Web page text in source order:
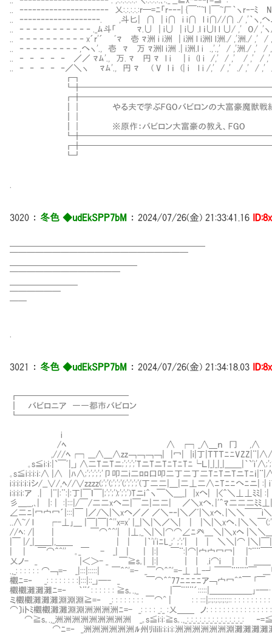
.. ‐‐‐‐‐‐‐‐‐‐‐‐‐‐‐‐‐‐‐‐‐ 乂:.:.:.:.:r─=ﾆ「r‐‐‐| {￣¨~l |￣~厂｀ヽr‐-ﾐ
.. ‐‐‐‐‐‐‐‐‐‐‐‐‐‐‐‐‐‐‐. ,斗匕| ∩ | i∩ i i∩ l i∩//∩ ./ ,'｀ヽ,へム
.. ‐ ‐ ‐ ‐ ‐ ‐ ‐ ‐ ‐ ‐ ‐ ._ﾑ斗「 ﾏ.∪ | i∪ | i∪ .l ｉ∪l l ∪/ ,' ０/ ,'ヽ/
.. ‐ ‐ ‐ ‐ ‐ ‐ ‐ ‐ ‐ ‐ x´r'´ ﾞﾏ 壱 ﾏ洲 i i洲 | i洲 l i洲l l洲./ ,'洲./ ,' /
.. ‐ ‐ ‐ ‐ ‐ ‐ ‐ ‐ ‐ ,へヽ'., 壱 ﾏ 万 ﾏ洲l i洲 .| i洲.l i .,'.,' / ,'洲./ ,' / ,'
.. ‐ ‐ ‐ ‐ ‐ ／／ ﾏﾑ'., 万. ﾏ 円 ﾏ l i | i (l i /,' / ,' / ,' / ,'
.. ‐ ‐ ‐ ‐ ‐／＼ヽ ﾏﾑ'., 円 ﾏ ( V l ｉ (| i l i /,' / ,' ./ ,'
┏┓
┃｜ やる夫で学ぶFGOバビロンの大富豪魔獣
┃｜ ※原作：バビロン大富豪の教え
┗┛
3020 ： 冬色 ◆udEkSPP7bM ： 2024/07/26(金) 21:33:41.16
━━━━━━━━━━━━━━━━━━━━━━━
━━━━━━━━━━━━━━━
━━━━━━━━
3021 ： 冬色 ◆udEkSPP7bM ： 2024/07/26(金) 21:34:18.03
┏━━━━━━━━━━━━━
┃ バビロニア ――都市バビロン
┗━━━━━━━━━────
i
/ﾍ ∧ ┌┐_∧＿ｎ 冂 ,∧
,///ﾍ┌┐___∧＿∧zz￢￢￢￢| |冖| |i|丁|ＴＴＴﾆﾆ
｡s≦i:ｉ:|`￣ﾞ|_｣ ∧二TニTニ;';';';'TニTニTﾆTﾆTﾆ└Ｌ|_|_|_|＿＿|｀
｡s≦i:i:i:ｉ:∧ |∧ |ﾊ∧;';';';';'卩叩二i二ﾛﾛ口叩二丁二丁二TﾆTニTニT
i:i:i:i:ｉ:ｉシ/__∨/,ﾍ//∨zzzz(;';'(;';';'(;';';';'(丁二二|＿|二⊥二∧ﾆTﾆﾆへﾆニ| :| i
i:i:i:i:ア .| |¨|:¨:|:丁|￣ｌ￣|;';';');';';')Tニi＾ヽ￣＼＿_| |xへ| |<＾＼⊥⊥ﾐﾐ|
彡＿__,､| |: | :|:::|/￣/二二xへ二|￣二|二二| ／＼xへ､|'＾ﾏ二二二ﾐﾐ
∠二ﾆ|冖宀冖´|:::|￣ |／/＼|＼xへ／／ ／＼ｰ‐|＼／ﾞ|＼xヘ､|＼＼￣￣i
..∧~/ l ┌-⊥｣＿ |￣|￣|＾''x=x' |__|＼|＼／＼| | |＼|＼xへ､|＼＼￣
//ﾍ: /| | ￣⌒＾^'| |⊥,_＼|＼|⌒⌒∠ﾆ癶＿＼|＼xヘ |＼＼＿ｘ
|￣ |/_|＿＿|,＿＿ | | |｀'i'iﾆL_;' ;';'| | | ＼＼|⌒ |＼|￣|
| | ￣⌒＾^''㍉｡_￣ - _| | | |:| ￣¨:|⌒|宀宀冖冖| |~¨¨￣
乂ノ- _ |＜＞- _ ￣≧s｡| |:| ｜ ｜ .i⌒i | | ＿＿ ⊥-
.,_: : : : : : ⌒￢=- _|:::|:::::| ￣＾^'=- _￣⌒＾^'=-⊥ ⊥-┘￣￣¨¨¨¨￣
欟ﾆ=‐ _: : : : : : : :|:::|::_｣─- _ ￣⌒＾^77ﾆﾆﾆﾆア￢宀冖^＾￣ ｢
欟欟灘灘灘ﾆ=‐ ｀¨´: : : : : : ≧s｡.,_ |￣¨¨¨´:::::|＿＿＿＿＿｣-
ミ欟欟灘灘灘淵淵淵≧=‐ _: : : : : : : : ￣⌒^ | : : :::|;:;:;:;:;:;:: : : : : : : : : : : :
⌒〕iトﾐ欟欟灘灘淵淵洲洲洲洲ﾆ=- _: : : : _:_ :乂＿＿ ノ: : : : : : : : : : : : :
⌒≧s｡.,_洲洲洲洲洲洲洲洲洲㌻_｡s≦i:i:≧s｡.,_:_:_:_:_:_:_:_:_:_:_:_:_:_:
⌒ﾆ=‐ _洲洲洲洲洲洲ﾙ州ﾘilili:i:i:i:洲洲洲洲洲洲淵灘灘灘灘